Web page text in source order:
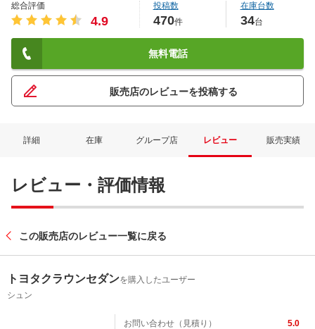
総合評価
4.9
投稿数
470件
在庫台数
34台
無料電話
販売店のレビューを投稿する
詳細 在庫 グループ店 レビュー 販売実績
レビュー・評価情報
この販売店のレビュー一覧に戻る
トヨタクラウンセダンを購入したユーザー
シュン
お問い合わせ（見積り）
5.0